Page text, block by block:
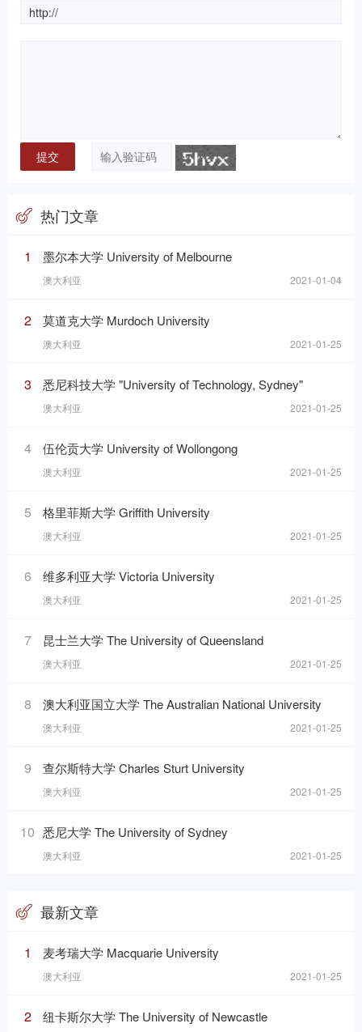
热门文章
1 墨尔本大学 University of Melbourne
澳大利亚 2021-01-04
2 莫道克大学 Murdoch University
澳大利亚 2021-01-25
3 悉尼科技大学 "University of Technology, Sydney"
澳大利亚 2021-01-25
4 伍伦贡大学 University of Wollongong
澳大利亚 2021-01-25
5 格里菲斯大学 Griffith University
澳大利亚 2021-01-25
6 维多利亚大学 Victoria University
澳大利亚 2021-01-25
7 昆士兰大学 The University of Queensland
澳大利亚 2021-01-25
8 澳大利亚国立大学 The Australian National University
澳大利亚 2021-01-25
9 查尔斯特大学 Charles Sturt University
澳大利亚 2021-01-25
10 悉尼大学 The University of Sydney
澳大利亚 2021-01-25
最新文章
1 麦考瑞大学 Macquarie University
澳大利亚 2021-01-25
2 纽卡斯尔大学 The University of Newcastle